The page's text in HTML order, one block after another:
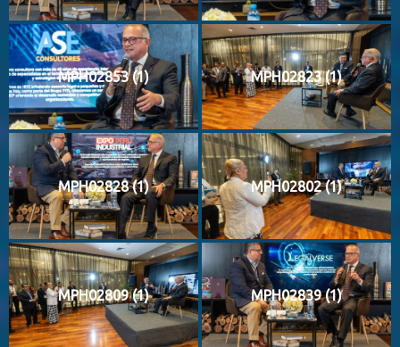
MPH02853 (1) MPH02823 (1)
MPH02828 (1) MPH02802 (1)
MPH02809 (1) MPH02839 (1)